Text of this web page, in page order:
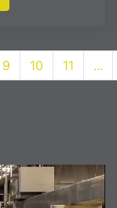
9 10 11 ...